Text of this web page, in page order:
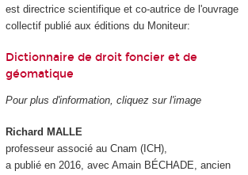
est directrice scientifique et co-autrice de l'ouvrage
collectif publié aux éditions du Moniteur:
Dictionnaire de droit foncier et de
géomatique
Pour plus d'information, cliquez sur l'image
Richard MALLE
professeur associé au Cnam (ICH),
a publié en 2016, avec Amain BÉCHADE, ancien